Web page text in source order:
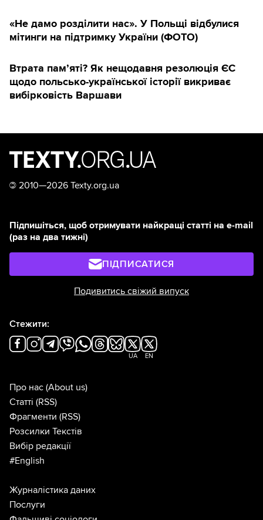
«Не дамо розділити нас». У Польщі відбулися
мітинги на підтримку України (ФОТО)
Втрата пам’яті? Як нещодавня резолюція ЄС
щодо польсько-української історії викриває
вибірковість Варшави
© 2010—2026 Texty.org.ua
Підпишіться, щоб отримувати найкращі статті на e-mail
(раз на два тижні)
ПІДПИСАТИСЯ
Подивитись свіжий випуск
Стежити:
UA EN
Про нас (About us)
Статті (RSS)
Фрагменти (RSS)
Розсилки Текстів
Вибір редакції
#English
Журналістика даних
Послуги